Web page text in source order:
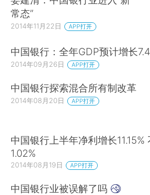
常态”
2014年11月22日 APP打开
中国银行：全年GDP预计增长
2014年09月26日 APP打开
中国银行探索混合所有制改革
2014年08月20日 APP打开
中国银行上半年净利增长11.15%
1.02%
2014年08月19日 APP打开
中国银行业被误解了吗